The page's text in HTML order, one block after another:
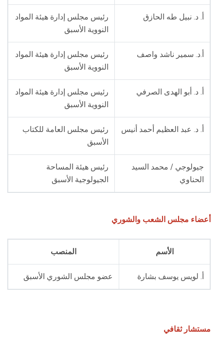
رئيس مجلس إدارة هيئة المواد
النووية الأسبق
أ. د. نبيل طه الحازق
رئيس مجلس إدارة هيئة المواد
النووية الأسبق
أ.د. سمير ناشد واصف
رئيس مجلس إدارة هيئة المواد
النووية الأسبق
أ. د. أبو الهدى الصرفي
رئيس مجلس العامة للكتاب
الأسبق
أ. د. عبد العظيم أحمد أنيس
رئيس هيئة المساحة
الجيولوجية الأسبق
جيولوجي / محمد السيد
الحناوي
أعضاء مجلس الشعب والشوري
المنصب الأسم
عضو مجلس الشوري الأسبق أ. لويس يوسف بشارة
مستشار ثقافي